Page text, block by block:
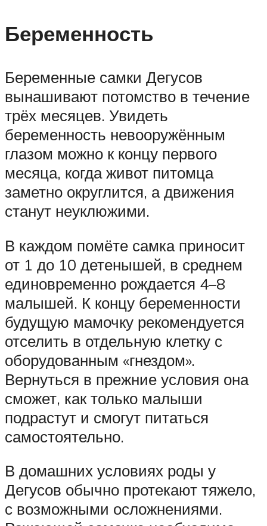
Беременность
Беременные самки Дегусов
вынашивают потомство в течение
трёх месяцев. Увидеть
беременность невооружённым
глазом можно к концу первого
месяца, когда живот питомца
заметно округлится, а движения
станут неуклюжими.
В каждом помёте самка приносит
от 1 до 10 детенышей, в среднем
единовременно рождается 4–8
малышей. К концу беременности
будущую мамочку рекомендуется
отселить в отдельную клетку с
оборудованным «гнездом».
Вернуться в прежние условия она
сможет, как только малыши
подрастут и смогут питаться
самостоятельно.
В домашних условиях роды у
Дегусов обычно протекают тяжело,
с возможными осложнениями.